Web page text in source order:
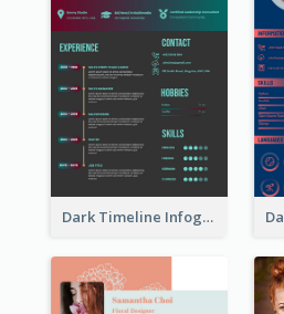
Dark Timeline Infographic Resume